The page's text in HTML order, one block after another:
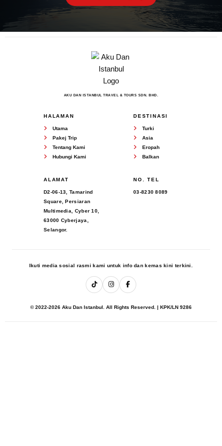
AKU DAN ISTANBUL TRAVEL & TOURS SDN. BHD.
HALAMAN
Utama
Pakej Trip
Tentang Kami
Hubungi Kami
DESTINASI
Turki
Asia
Eropah
Balkan
ALAMAT
D2-06-13, Tamarind
Square, Persiaran
Multimedia, Cyber 10,
63000 Cyberjaya,
Selangor.
NO. TEL
03-8230 8089
Ikuti media sosial rasmi kami untuk info dan kemas kini terkini.
© 2022-2026 Aku Dan Istanbul. All Rights Reserved. | KPK/LN 9286